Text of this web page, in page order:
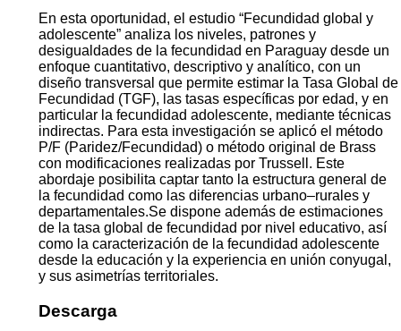
En esta oportunidad, el estudio “Fecundidad global y
adolescente” analiza los niveles, patrones y
desigualdades de la fecundidad en Paraguay desde un
enfoque cuantitativo, descriptivo y analítico, con un
diseño transversal que permite estimar la Tasa Global de
Fecundidad (TGF), las tasas específicas por edad, y en
particular la fecundidad adolescente, mediante técnicas
indirectas. Para esta investigación se aplicó el método
P/F (Paridez/Fecundidad) o método original de Brass
con modificaciones realizadas por Trussell. Este
abordaje posibilita captar tanto la estructura general de
la fecundidad como las diferencias urbano–rurales y
departamentales.Se dispone además de estimaciones
de la tasa global de fecundidad por nivel educativo, así
como la caracterización de la fecundidad adolescente
desde la educación y la experiencia en unión conyugal,
y sus asimetrías territoriales.
Descarga